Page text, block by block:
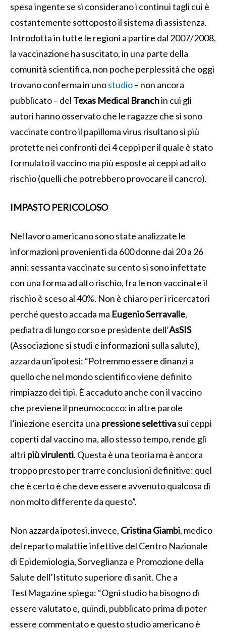
spesa ingente se si considerano i continui tagli cui è
costantemente sottoposto il sistema di assistenza.
Introdotta in tutte le regioni a partire dal 2007/2008,
la vaccinazione ha suscitato, in una parte della
comunità scientifica, non poche perplessità che oggi
trovano conferma in unostudio– non ancora
pubblicato – del Texas Medical Branchin cui gli
autori hanno osservato che le ragazze che si sono
vaccinate contro il papilloma virus risultano sì più
protette nei confronti dei 4 ceppi per il quale è stato
formulato il vaccino ma più esposte ai ceppi ad alto
rischio (quelli che potrebbero provocare il cancro).
IMPASTO PERICOLOSO
Nel lavoro americano sono state analizzate le
informazioni provenienti da 600 donne dai 20 a 26
anni: sessanta vaccinate su cento si sono infettate
con una forma ad alto rischio, fra le non vaccinate il
rischio è sceso al 40%. Non è chiaro per i ricercatori
perché questo accada ma Eugenio Serravalle,
pediatra di lungo corso e presidente dell’AsSIS
(Associazione si studi e informazioni sulla salute),
azzarda un’ipotesi: “Potremmo essere dinanzi a
quello che nel mondo scientifico viene definito
rimpiazzo dei tipi. È accaduto anche con il vaccino
che previene il pneumococco: in altre parole
l’iniezione esercita una pressione selettivasui ceppi
coperti dal vaccino ma, allo stesso tempo, rende gli
altri più virulenti. Questa è una teoria ma è ancora
troppo presto per trarre conclusioni definitive: quel
che è certo è che deve essere avvenuto qualcosa di
non molto differente da questo”.
Non azzarda ipotesi, invece, Cristina Giambi, medico
del reparto malattie infettive del Centro Nazionale
di Epidemiologia, Sorveglianza e Promozione della
Salute dell’Istituto superiore di sanit. Che a
TestMagazine spiega: “Ogni studio ha bisogno di
essere valutato e, quindi, pubblicato prima di poter
essere commentato e questo studio americano è